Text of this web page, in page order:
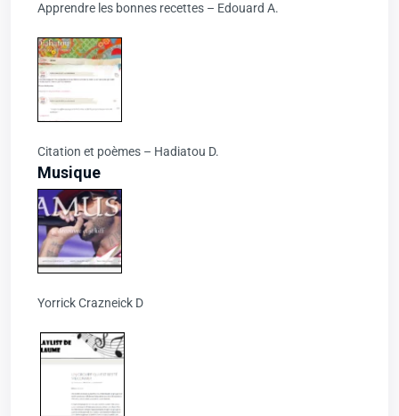
Apprendre les bonnes recettes – Edouard A.
Citation et poèmes – Hadiatou D.
Musique
Yorrick Crazneick D